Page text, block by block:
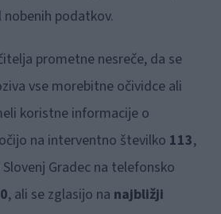
podatkov.
prometne nesreče, da se
vse morebitne očividce ali
koristne informacije o
na interventno številko 113,
Gradec na telefonsko
, ali se zglasijo na najbližji